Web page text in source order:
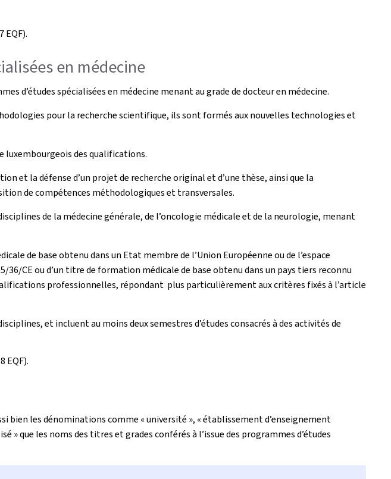
EQF).
en médecine
d’études spécialisées en médecine menant au grade de docteur en médecine.
pour la recherche scientifique, ils sont formés aux nouvelles technologies et
luxembourgeois des qualifications.
et la défense d’un projet de recherche original et d’une thèse, ainsi que la
de compétences méthodologiques et transversales.
de la médecine générale, de l’oncologie médicale et de la neurologie, menant
de base obtenu dans un Etat membre de l’Union Européenne ou de l’espace
36/CE ou d’un titre de formation médicale de base obtenu dans un pays tiers reconnu
professionnelles, répondant plus particulièrement aux critères fixés à l’article
et incluent au moins deux semestres d’études consacrés à des activités de
EQF).
bien les dénominations comme « université », « établissement d’enseignement
» que les noms des titres et grades conférés à l’issue des programmes d’études